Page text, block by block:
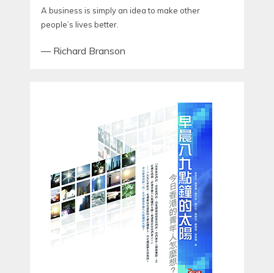
A business is simply an idea to make other
people’s lives better.
— Richard Branson